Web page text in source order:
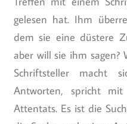
gelesen hat. Ihm
dem sie eine düstere
aber will sie ihm sagen?
Schriftsteller macht
Antworten, spricht
Attentats. Es ist die